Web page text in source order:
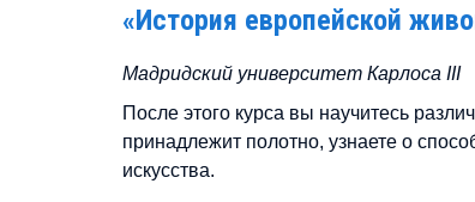
«История европейской
Мадридский университет Карлоса III
После этого курса вы научитесь
принадлежит полотно, узнаете о
искусства.